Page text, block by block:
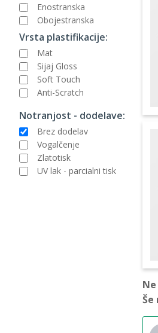
Enostranska
Obojestranska
Vrsta plastifikacije:
Mat
Sijaj Gloss
Soft Touch
Anti-Scratch
Notranjost - dodelave:
Brez dodelav
Vogalčenje
Zlatotisk
UV lak - parcialni tisk